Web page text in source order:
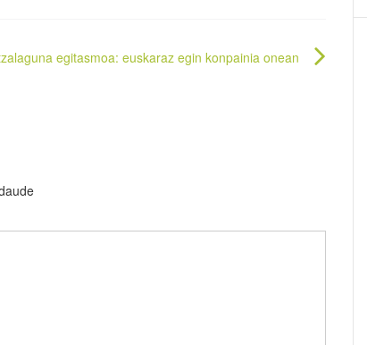
egitasmoa: euskaraz egin konpainia onean